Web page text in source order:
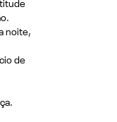
noite,
de